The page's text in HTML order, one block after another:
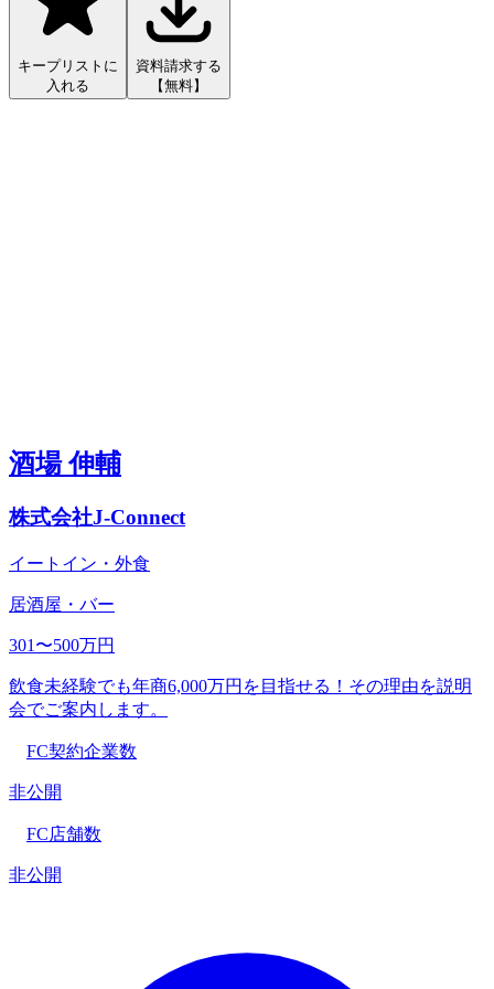
キープリストに
入れる
資料請求する
【無料】
酒場 伸輔
株式会社J-Connect
イートイン・外食
居酒屋・バー
301〜500万円
飲食未経験でも年商6,000万円を目指せる！その理由を説明
会でご案内します。
FC契約企業数
非公開
FC店舗数
非公開